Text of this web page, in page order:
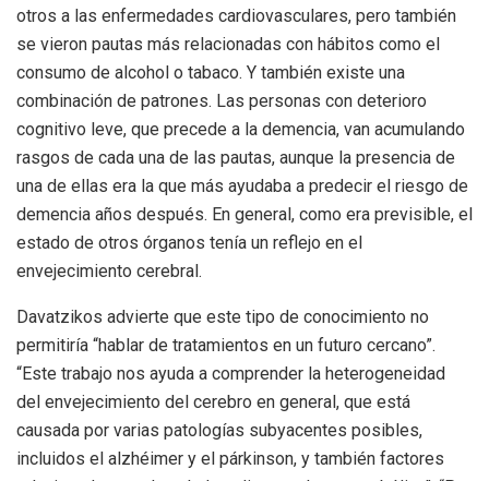
otros a las enfermedades cardiovasculares, pero también
se vieron pautas más relacionadas con hábitos como el
consumo de alcohol o tabaco. Y también existe una
combinación de patrones. Las personas con deterioro
cognitivo leve, que precede a la demencia, van acumulando
rasgos de cada una de las pautas, aunque la presencia de
una de ellas era la que más ayudaba a predecir el riesgo de
demencia años después. En general, como era previsible, el
estado de otros órganos tenía un reflejo en el
envejecimiento cerebral.
Davatzikos advierte que este tipo de conocimiento no
permitiría “hablar de tratamientos en un futuro cercano”.
“Este trabajo nos ayuda a comprender la heterogeneidad
del envejecimiento del cerebro en general, que está
causada por varias patologías subyacentes posibles,
incluidos el alzhéimer y el párkinson, y también factores